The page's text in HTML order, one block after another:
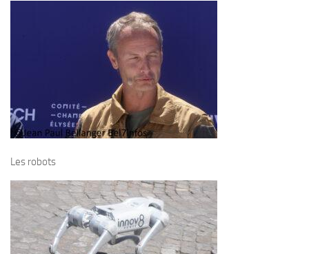
Les robots